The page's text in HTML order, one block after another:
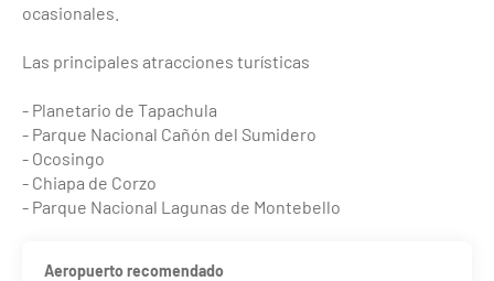
ocasionales.
Las principales atracciones turísticas
- Planetario de Tapachula
- Parque Nacional Cañón del Sumidero
- Ocosingo
- Chiapa de Corzo
- Parque Nacional Lagunas de Montebello
Aeropuerto recomendado